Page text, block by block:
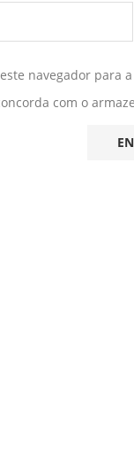
navegador para
com o